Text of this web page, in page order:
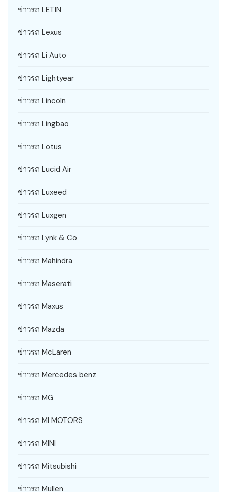
ข่าวรถ LETIN
ข่าวรถ Lexus
ข่าวรถ Li Auto
ข่าวรถ Lightyear
ข่าวรถ Lincoln
ข่าวรถ Lingbao
ข่าวรถ Lotus
ข่าวรถ Lucid Air
ข่าวรถ Luxeed
ข่าวรถ Luxgen
ข่าวรถ Lynk & Co
ข่าวรถ Mahindra
ข่าวรถ Maserati
ข่าวรถ Maxus
ข่าวรถ Mazda
ข่าวรถ McLaren
ข่าวรถ Mercedes benz
ข่าวรถ MG
ข่าวรถ MI MOTORS
ข่าวรถ MINI
ข่าวรถ Mitsubishi
ข่าวรถ Mullen